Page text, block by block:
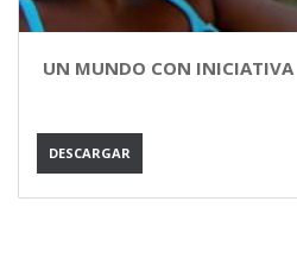
UN MUNDO CON INICIATIVA
DESCARGAR